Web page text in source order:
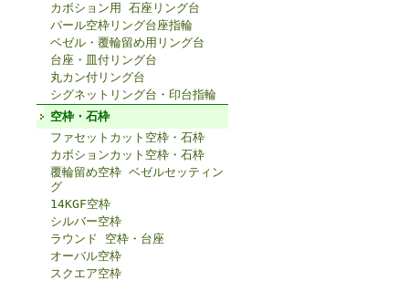
カボション用 石座リング台
パール空枠リング台座指輪
ベゼル・覆輪留め用リング台
台座・皿付リング台
丸カン付リング台
シグネットリング台・印台指輪
空枠・石枠
ファセットカット空枠・石枠
カボションカット空枠・石枠
覆輪留め空枠 ベゼルセッティン
グ
14KGF空枠
シルバー空枠
ラウンド 空枠・台座
オーバル空枠
スクエア空枠